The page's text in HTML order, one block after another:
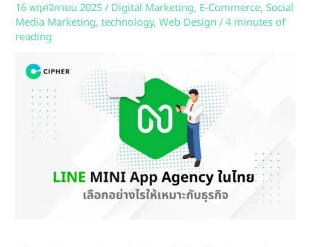
16 พฤศจิกายน 2025/ Digital Marketing, E-Commerce,Social
Media Marketing,technology,Web Design /4 minutes of
reading